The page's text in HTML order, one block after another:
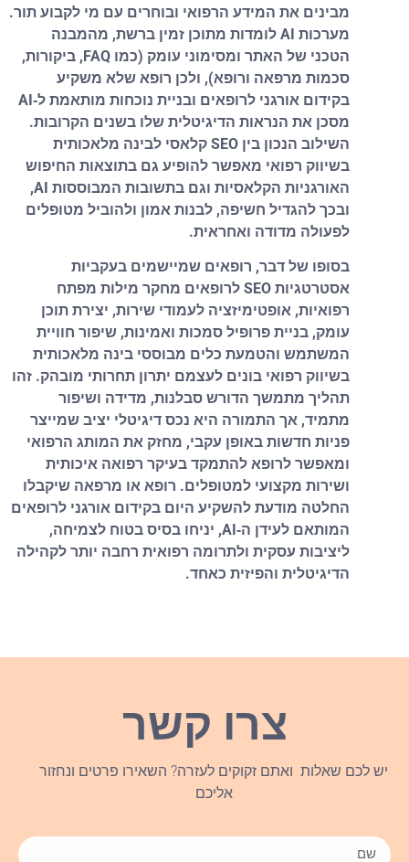
מבינים את המידע הרפואי ובוחרים עם מי לקבוע תור.
מערכות AI לומדות מתוכן זמין ברשת, מהמבנה
הטכני של האתר ומסימוני עומק (כמו FAQ, ביקורות,
סכמות מרפאה ורופא), ולכן רופא שלא משקיע
בקידום אורגני לרופאים ובניית נוכחות מותאמת ל‑AI
מסכן את הנראות הדיגיטלית שלו בשנים הקרובות.
השילוב הנכון בין SEO קלאסי לבינה מלאכותית
בשיווק רפואי מאפשר להופיע גם בתוצאות החיפוש
האורגניות הקלאסיות וגם בתשובות המבוססות AI,
ובכך להגדיל חשיפה, לבנות אמון ולהוביל מטופלים
לפעולה מדודה ואחראית.
בסופו של דבר, רופאים שמיישמים בעקביות
אסטרטגיות SEO לרופאים מחקר מילות מפתח
רפואיות, אופטימיזציה לעמודי שירות, יצירת תוכן
עומק, בניית פרופיל סמכות ואמינות, שיפור חוויית
המשתמש והטמעת כלים מבוססי בינה מלאכותית
בשיווק רפואי בונים לעצמם יתרון תחרותי מובהק. זהו
תהליך מתמשך הדורש סבלנות, מדידה ושיפור
מתמיד, אך התמורה היא נכס דיגיטלי יציב שמייצר
פניות חדשות באופן עקבי, מחזק את המותג הרפואי
ומאפשר לרופא להתמקד בעיקר רפואה איכותית
ושירות מקצועי למטופלים. רופא או מרפאה שיקבלו
החלטה מודעת להשקיע היום בקידום אורגני לרופאים
המותאם לעידן ה‑AI, יניחו בסיס בטוח לצמיחה,
ליציבות עסקית ולתרומה רפואית רחבה יותר לקהילה
הדיגיטלית והפיזית כאחד.
צרו קשר
יש לכם שאלות ואתם זקוקים לעזרה? השאירו פרטים ונחזור
אליכם